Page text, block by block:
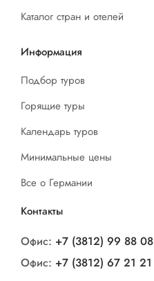
Каталог стран и отелей
Информация
Подбор туров
Горящие туры
Календарь туров
Минимальные цены
Все о Германии
Контакты
Офис: +7 (3812) 99 88 08
Офис: +7 (3812) 67 21 21